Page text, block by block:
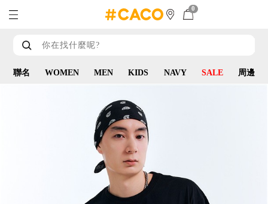
0
聯名 WOMEN MEN KIDS NAVY SALE 周邊